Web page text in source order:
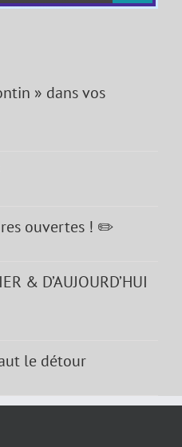
» dans vos
ouvertes ! ✏️
& D’AUJOURD’HUI
le détour